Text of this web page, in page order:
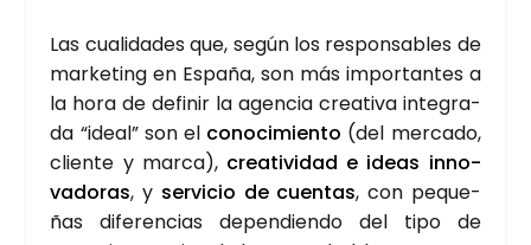
Las cua­li­da­des que, según los res­pon­sa­bles de
mar­ke­ting en Espa­ña, son más impor­tan­tes a
la hora de defi­nir la agen­cia crea­ti­va inte­gra­
da “ideal” son el cono­ci­mien­to (del mer­ca­do,
clien­te y mar­ca), crea­ti­vi­dad e ideas inno­
va­do­ras, y ser­vi­cio de cuen­tas, con peque­
ñas dife­ren­cias depen­dien­do del tipo de